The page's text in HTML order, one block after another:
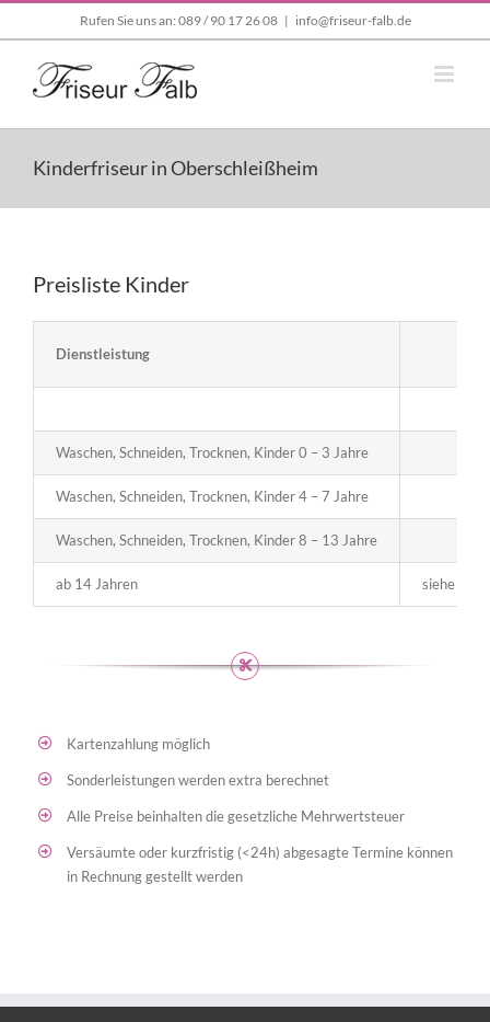
Zum
Rufen Sie uns an: 089 / 90 17 26 08 | info@friseur-falb.de
Kinderfriseur in Oberschleißheim
Preisliste Kinder
Dienstleistung
Waschen, Schneiden, Trocknen, Kinder 0 – 3 Jahre
Waschen, Schneiden, Trocknen, Kinder 4 – 7 Jahre
Waschen, Schneiden, Trocknen, Kinder 8 – 13 Jahre
ab 14 Jahren siehe
Kartenzahlung möglich
Sonderleistungen werden extra berechnet
Alle Preise beinhalten die gesetzliche Mehrwertsteuer
Versäumte oder kurzfristig (<24h) abgesagte Termine können
in Rechnung gestellt werden